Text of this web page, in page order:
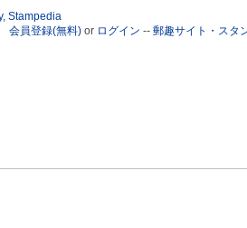
会員登録(無料) or ログイン -- 郵趣サイト・スタ